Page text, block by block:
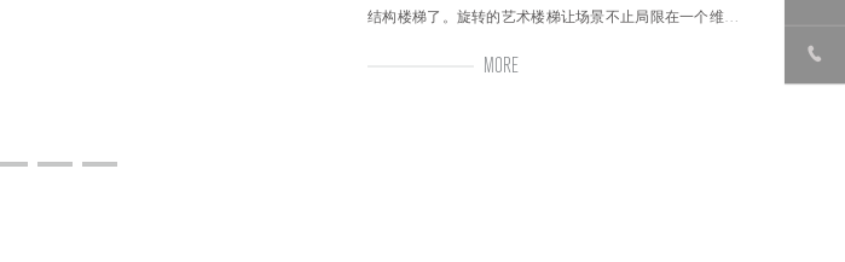
结构楼梯了。旋转的艺术楼梯让场景不止局限在一个维
的材质，统一了建筑的体块感与连续性。设计师对人们进
MORE